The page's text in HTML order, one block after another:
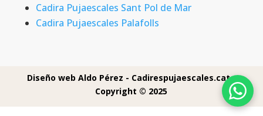
Cadira Pujaescales Sant Pol de Mar
Cadira Pujaescales Palafolls
Diseño web Aldo Pérez - Cadirespujaescales.cat -
Copyright © 2025